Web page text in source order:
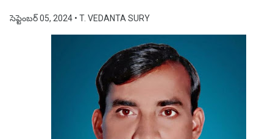
సెప్టెంబర్ 05, 2024 • T. VEDANTA SURY